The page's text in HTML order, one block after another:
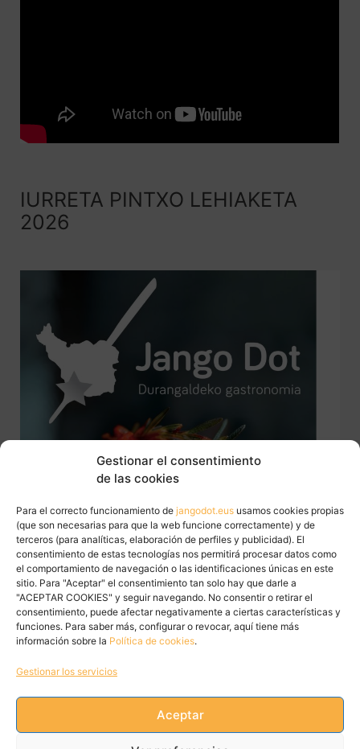
Gestionar el consentimiento
de las cookies
Para el correcto funcionamiento de jangodot.eus usamos cookies propias
(que son necesarias para que la web funcione correctamente) y de
terceros (para analíticas, elaboración de perfiles y publicidad). El
consentimiento de estas tecnologías nos permitirá procesar datos como
el comportamiento de navegación o las identificaciones únicas en este
sitio. Para "Aceptar" el consentimiento tan solo hay que darle a
"ACEPTAR COOKIES" y seguir navegando. No consentir o retirar el
consentimiento, puede afectar negativamente a ciertas características y
funciones. Para saber más, configurar o revocar, aquí tiene más
información sobre la Política de cookies.
Gestionar los servicios
Aceptar
IURRETA PINTXO LEHIAKETA
2026